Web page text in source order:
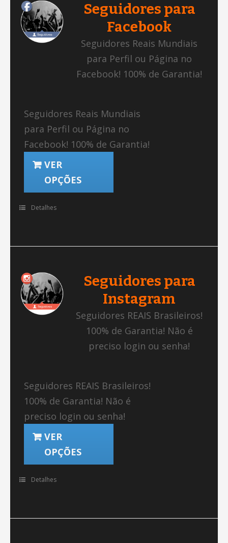
Seguidores para
Facebook
Seguidores Reais Mundiais
para Perfil ou Página no
Facebook! 100% de Garantia!
Seguidores Reais Mundiais
para Perfil ou Página no
Facebook! 100% de Garantia!
VER
OPÇÕES
Detalhes
Seguidores para
Instagram
Seguidores REAIS Brasileiros!
100% de Garantia! Não é
preciso login ou senha!
Seguidores REAIS Brasileiros!
100% de Garantia! Não é
preciso login ou senha!
VER
OPÇÕES
Detalhes